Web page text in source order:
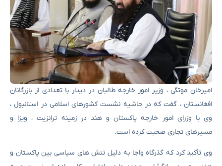
امیرخان موتگی ، وزیر امور خارجه طالبان در دیدار با تعدادی از بازرگانان
افغانستان ، گفت که در حاشیه نشست کشورهای اسلامی در استانبول ،
وی با وزرای امور خارجه پاکستان و هند در زمینه ترانزیت ، ویزا و
مسیرهای تجاری صحبت کرده است.
وی تأکید کرد که گذرگاه واجا به دلیل تنش های سیاسی بین پاکستان و